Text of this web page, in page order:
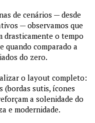
de cenários — desde
— observamos que
drasticamente o tempo
quando comparado a
do zero.
o layout completo:
(bordas sutis, ícones
a solenidade do
e modernidade.